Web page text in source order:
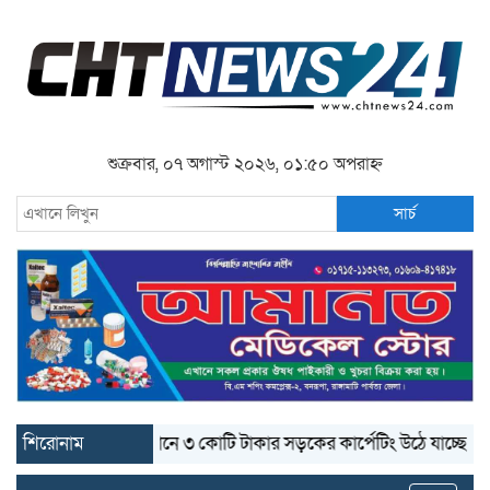
শুক্রবার, ০৭ অগাস্ট ২০২৬, ০১:৫০ অপরাহ্ন
সার্চ
শিরোনামবান্দরবানে ৩ কোটি টাকার সড়কের কার্পেটিং উঠে যাচ্ছে